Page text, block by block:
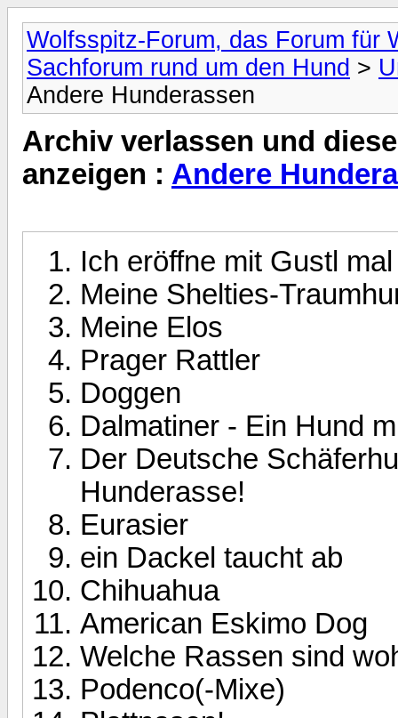
Wolfsspitz-Forum, das Forum für
Sachforum rund um den Hund >
Andere Hunderassen
Archiv verlassen und
anzeigen : Andere
Ich eröffne mit Gustl
Meine Shelties-
Meine Elos
Prager Rattler
Doggen
Dalmatiner - Ein Hund
Der Deutsche
Hunderasse!
Eurasier
ein Dackel taucht ab
Chihuahua
American Eskimo Dog
Welche Rassen sind
Podenco(-Mixe)